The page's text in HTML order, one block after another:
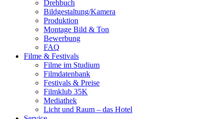
Dreh­buch
Bildgestaltung/​​Kamera
Pro­duk­ti­on
Mon­ta­ge Bild & Ton
Bewer­bung
FAQ
Fil­me & Fes­ti­vals
Fil­me im Stu­di­um
Film­da­ten­bank
Fes­ti­vals & Prei­se
Film­klub 35K
Media­thek
Licht und Raum – das Hotel